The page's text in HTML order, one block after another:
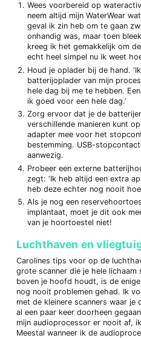
Wees voorbereid op
neem altijd mijn WaterWear
geval ik zin heb om te gaan
onhandig was, maar toen
kreeg ik het gemakkelijk om
echt heel simpel nu ik weet
Houd je oplader bij de hand.
batterijoplader van mijn
hele dag bij me te hebben.
ik goed voor een hele dag.’
Zorg ervoor dat je de
verschillende manieren kunt
adapter mee voor het
bestemming. USB-
aanwezig.
Probeer een externe
zegt: ‘Ik heb altijd een extra
heb deze echter nog nooit
Als je nog een
implantaat, moet je dit ook
van je hoortoestel niet!
Luchthaven en
Carolines tips voor op de
grote scanner die je hele lichaam
boven je hoofd houdt, is de
nog nooit problemen gehad. Ik
met de kleinere scanners waar
al een paar keer doorheen
mijn audioprocessor er nooit af,
Meestal wanneer ik de